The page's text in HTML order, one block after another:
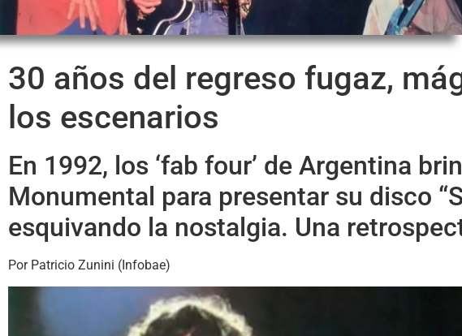
30 años del regreso fugaz,
los escenarios
En 1992, los ‘fab four’ de Argentina
Monumental para presentar su disco
esquivando la nostalgia. Una
Por Patricio Zunini (Infobae)